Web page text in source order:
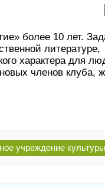
более 10 лет.
характера
членов клуба,
учреждение